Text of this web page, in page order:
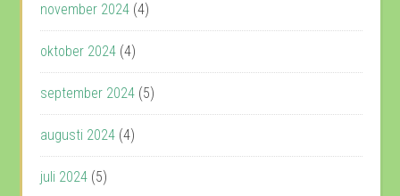
november 2024 (4)
oktober 2024 (4)
september 2024 (5)
augusti 2024 (4)
juli 2024 (5)